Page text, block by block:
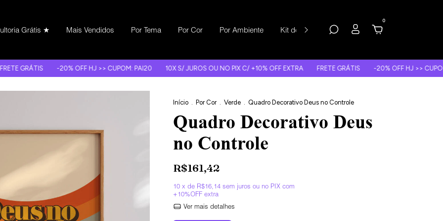
Grátis ★ Mais Vendidos Por Tema Por Cor Por Ambiente Kit de Quadros Depoimentos
0
-20% OFF HJ >> CUPOM: PAI20 10X S/ JUROS OU NO PIX C/ +10% OFF EXTRA FRETE GRÁTIS -20% OFF HJ >> CUPOM: PAI20
Início . Por Cor . Verde . Quadro Decorativo Deus no Controle
Quadro Decorativo Deus
no Controle
R$161,42
10 x de R$16,14 sem juros
Ver mais detalhes